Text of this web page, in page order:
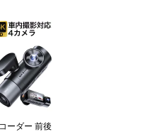
ーダー 前後